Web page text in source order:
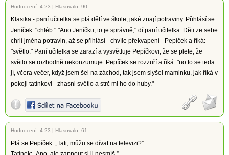
Hodnocení: 4.23 | Hlasovalo: 90
Klasika - paní učitelka se ptá dětí ve škole, jaké znají potraviny. Přihlásí se
Jeníček: "chléb." "Ano Jeníčku, to je správně," dí paní učitelka. Děti ze sebe
chrlí jména potravin, až se přihlásí - chvíle překvapení - Pepíček a říká:
"světlo." Paní učitelka se zarazí a vysvětluje Pepíčkovi, že se plete, že
světlo se rozhodně nekonzumuje. Pepíček se rozzuří a říká: "no to se teda
jí, včera večer, když jsem šel na záchod, tak jsem slyšel maminku, jak říká v
pokoji tatínkovi - zhasni světlo a strč mi ho do huby."
Hodnocení: 4.23 | Hlasovalo: 61
Ptá se Pepíček: „Tati, můžu se dívat na televizi?”